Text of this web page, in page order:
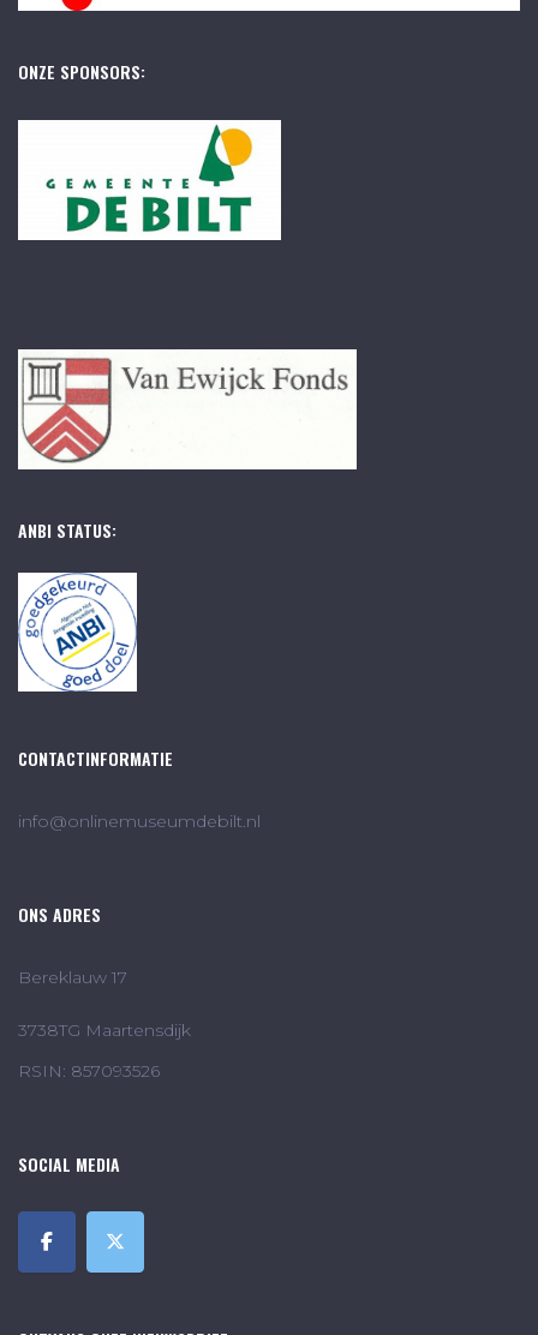
ONZE SPONSORS:
ANBI STATUS:
CONTACTINFORMATIE
info@onlinemuseumdebilt.nl
ONS ADRES
Bereklauw 17
3738TG Maartensdijk
RSIN: 857093526
SOCIAL MEDIA